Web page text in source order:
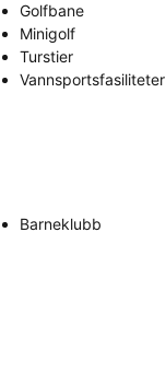
Golfbane
Minigolf
Turstier
Vannsportsfasiliteter
Barneklubb